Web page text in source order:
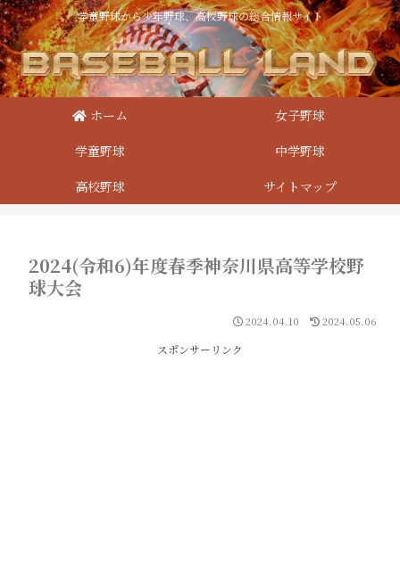
学童野球から少年野球、高校野球の総合情報サイト
ホーム
女子野球
学童野球
中学野球
高校野球
サイトマップ
2024(令和6)年度春季神奈川県高等学校野
球大会
2024.04.10 2024.05.06
スポンサーリンク